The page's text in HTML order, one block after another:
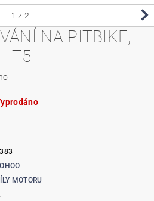
1 z 2
NA PITBIKE,
T5
MOTORU